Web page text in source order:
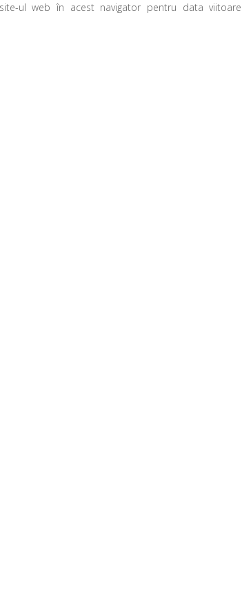
ul web în acest navigator pentru data